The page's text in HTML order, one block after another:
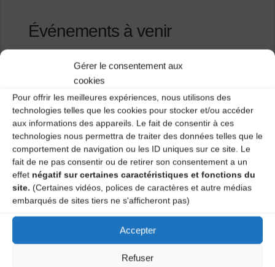
Gérer le consentement aux
cookies
Pour offrir les meilleures expériences, nous utilisons des
technologies telles que les cookies pour stocker et/ou accéder
aux informations des appareils. Le fait de consentir à ces
technologies nous permettra de traiter des données telles que le
comportement de navigation ou les ID uniques sur ce site. Le
fait de ne pas consentir ou de retirer son consentement a un
effet négatif sur certaines caractéristiques et fonctions du
site. (Certaines vidéos, polices de caractères et autre médias
embarqués de sites tiers ne s'afficheront pas)
Accepter
Refuser
Événements à venir
<li>Aucun événement à cet emplacement</li>
Ferme des Fomentaux
Laisser un
commentaire
obligatoires sont indiqués avec*